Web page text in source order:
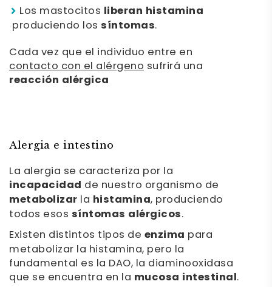
Los mastocitos liberan histamina
produciendo los síntomas.
Cada vez que el individuo entre en
contacto con el alérgeno sufrirá una
reacción alérgica
Alergia e intestino
La alergia se caracteriza por la
incapacidad de nuestro organismo de
metabolizar la histamina, produciendo
todos esos síntomas alérgicos.
Existen distintos tipos de enzima para
metabolizar la histamina, pero la
fundamental es la DAO, la diaminooxidasa
que se encuentra en la mucosa intestinal.